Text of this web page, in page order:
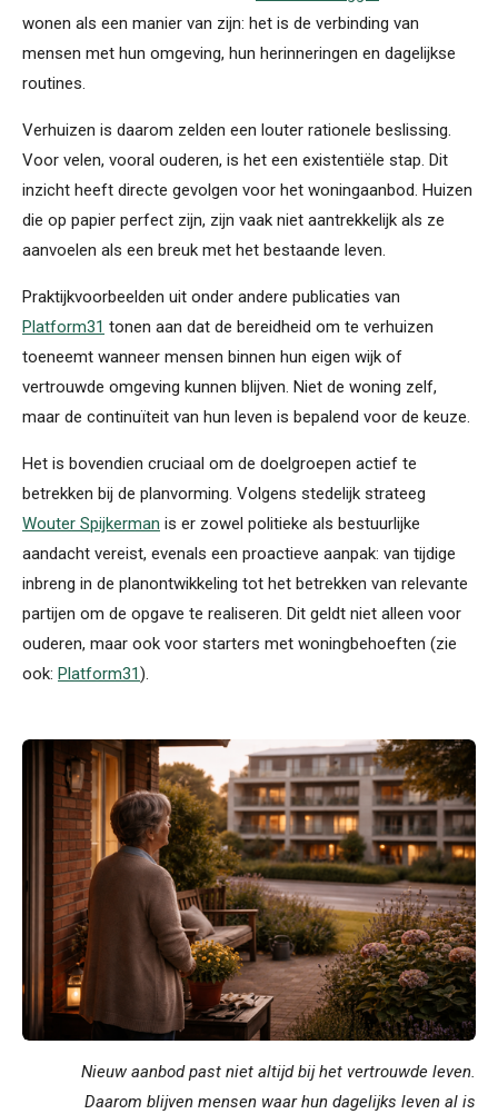
wonen als een manier van zijn: het is de verbinding van
mensen met hun omgeving, hun herinneringen en dagelijkse
routines.
Verhuizen is daarom zelden een louter rationele beslissing.
Voor velen, vooral ouderen, is het een existentiële stap. Dit
inzicht heeft directe gevolgen voor het woningaanbod. Huizen
die op papier perfect zijn, zijn vaak niet aantrekkelijk als ze
aanvoelen als een breuk met het bestaande leven.
Praktijkvoorbeelden uit onder andere publicaties van
Platform31 tonen aan dat de bereidheid om te verhuizen
toeneemt wanneer mensen binnen hun eigen wijk of
vertrouwde omgeving kunnen blijven. Niet de woning zelf,
maar de continuïteit van hun leven is bepalend voor de keuze.
Het is bovendien cruciaal om de doelgroepen actief te
betrekken bij de planvorming. Volgens stedelijk strateeg
Wouter Spijkerman is er zowel politieke als bestuurlijke
aandacht vereist, evenals een proactieve aanpak: van tijdige
inbreng in de planontwikkeling tot het betrekken van relevante
partijen om de opgave te realiseren. Dit geldt niet alleen voor
ouderen, maar ook voor starters met woningbehoeften (zie
ook: Platform31).
Nieuw aanbod past niet altijd bij het vertrouwde leven.
Daarom blijven mensen waar hun dagelijks leven al is